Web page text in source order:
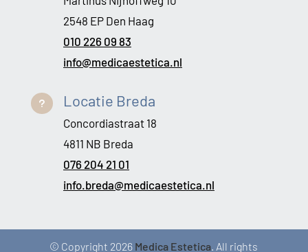
2548 EP Den Haag
010 226 09 83
info@medicaestetica.nl
u Locatie Breda
Concordiastraat 18
4811 NB Breda
076 204 21 01
info.breda@medicaestetica.nl
© Copyright 2026 Medica Estetica. All rights